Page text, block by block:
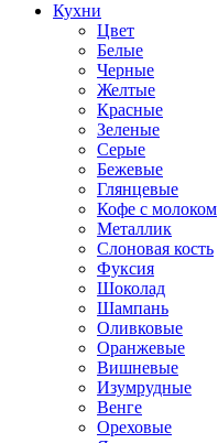
Кухни
Цвет
Белые
Черные
Желтые
Красные
Зеленые
Серые
Бежевые
Глянцевые
Кофе с молоком
Металлик
Слоновая кость
Фуксия
Шоколад
Шампань
Оливковые
Оранжевые
Вишневые
Изумрудные
Венге
Ореховые